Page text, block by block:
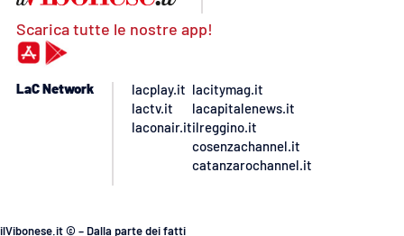
Scarica tutte le nostre app!
LaC Network
lacplay.it
lactv.it
laconair.it
lacitymag.it
lacapitalenews.it
ilreggino.it
cosenzachannel.it
catanzarochannel.it
ilVibonese.it © – Dalla parte dei fatti